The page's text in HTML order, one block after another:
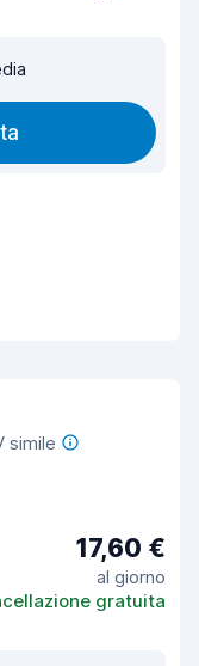
simile
17,60 €
al giorno
gratuita